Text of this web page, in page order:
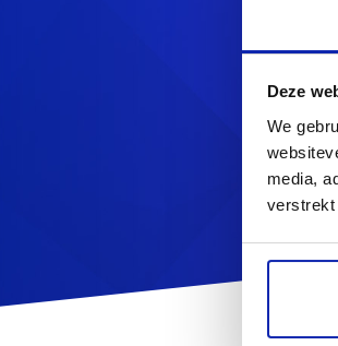
Deze
We
media,
verstrekt